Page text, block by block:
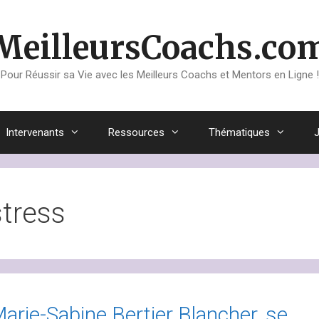
Pour Réussir sa Vie avec les Meilleurs Coachs et Mentors en Ligne !
Intervenants Ressources Thématiques